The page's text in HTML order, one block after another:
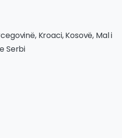
Kroaci, Kosovë, Mal i
Serbi